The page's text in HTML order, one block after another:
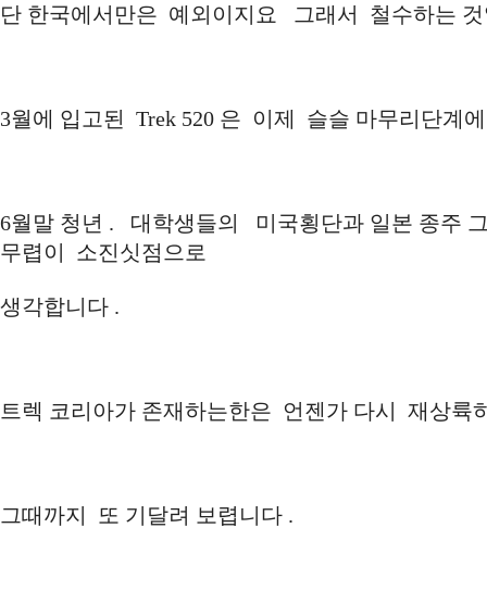
단 한국에서만은 예외이지요 그래서 철수하는
3월에 입고된 Trek 520 은 이제 슬슬 마무리단계
6월말 청년 . 대학생들의 미국횡단과 일본 종주
무렵이 소진싯점으로
생각합니다 .
트렉 코리아가 존재하는한은 언젠가 다시 재상륙
그때까지 또 기달려 보렵니다 .